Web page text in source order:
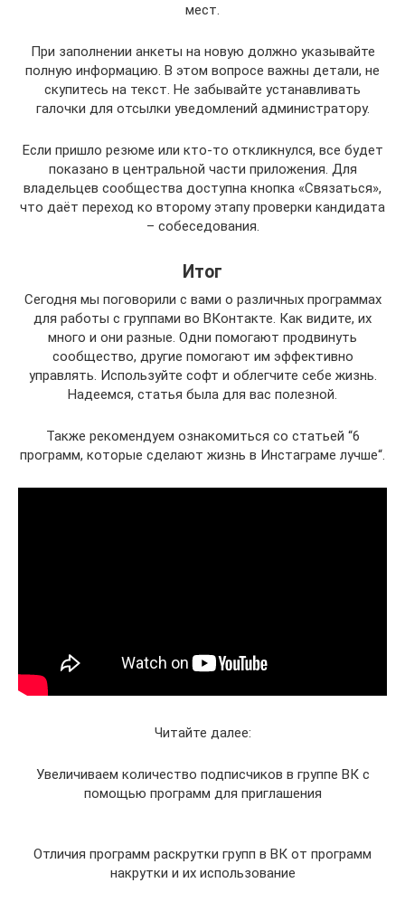
мест.
При заполнении анкеты на новую должно указывайте
полную информацию. В этом вопросе важны детали, не
скупитесь на текст. Не забывайте устанавливать
галочки для отсылки уведомлений администратору.
Если пришло резюме или кто-то откликнулся, все будет
показано в центральной части приложения. Для
владельцев сообщества доступна кнопка «Связаться»,
что даёт переход ко второму этапу проверки кандидата
– собеседования.
Итог
Сегодня мы поговорили с вами о различных программах
для работы с группами во ВКонтакте. Как видите, их
много и они разные. Одни помогают продвинуть
сообщество, другие помогают им эффективно
управлять. Используйте софт и облегчите себе жизнь.
Надеемся, статья была для вас полезной.
Также рекомендуем ознакомиться со статьей “6
программ, которые сделают жизнь в Инстаграме лучше“.
Читайте далее:
Увеличиваем количество подписчиков в группе ВК с
помощью программ для приглашения
Отличия программ раскрутки групп в ВК от программ
накрутки и их использование